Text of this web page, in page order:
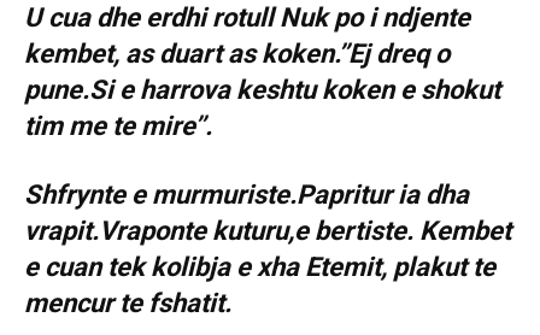
U cua dhe erdhi rotull Nuk po i ndjente
kembet, as duart as koken.’’Ej dreq o
pune.Si e harrova keshtu koken e shokut
tim me te mire’’.
Shfrynte e murmuriste.Papritur ia dha
vrapit.Vraponte kuturu,e bertiste. Kembet
e cuan tek kolibja e xha Etemit, plakut te
mencur te fshatit.